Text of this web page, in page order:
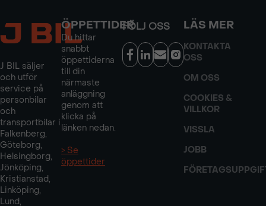
J BIL säljer
och utför
service på
personbilar
och
transportbilar i
Falkenberg,
Göteborg,
Helsingborg,
Jönköping,
Kristianstad,
Linköping,
Lund,
ÖPPETTIDER
Du hittar
snabbt
öppettiderna
till din
närmaste
anläggning
genom att
klicka på
länken nedan.
> Se
öppettider
FÖLJ OSS LÄS MER
KONTAKTA
OSS
OM OSS
COOKIES &
VILLKOR
VISSLA
JOBB